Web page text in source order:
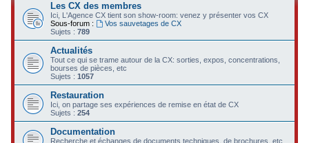
Les CX des membres
Ici, L'Agence CX tient son show-room: venez y présenter vos CX
Sous-forum :
Vos sauvetages de CX
Sujets :789
Actualités
Tout ce qui se trame autour de la CX: sorties, expos, concentrations,
bourses de pièces, etc
Sujets :1057
Restauration
Ici, on partage ses expériences de remise en état de CX
Sujets :254
Documentation
Recherche et échanges de documents techniques, de brochures, etc